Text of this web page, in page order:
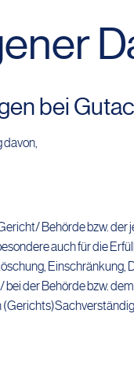
bei
davon,
Behörde bzw. der
auch für die
der Behörde bzw.